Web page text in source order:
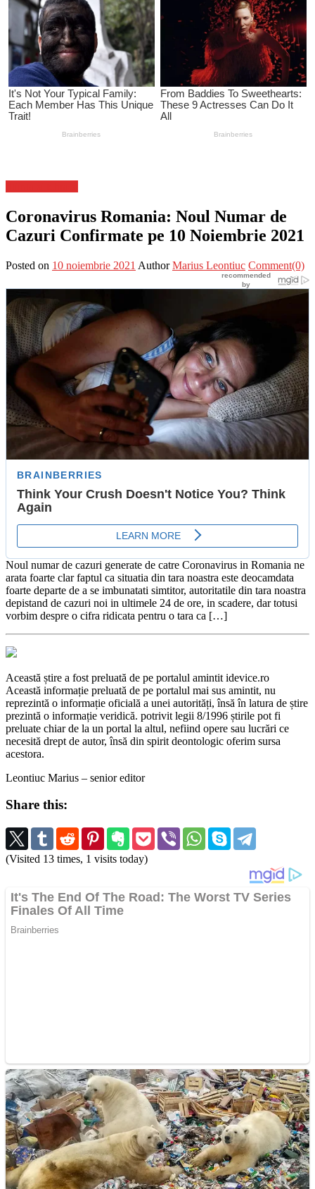
Coronavirus Romania: Noul Numar de
Cazuri Confirmate pe 10 Noiembrie 2021
Posted on 10 noiembrie 2021 Author Marius Leontiuc Comment(0)
Noul numar de cazuri generate de catre Coronavirus in Romania ne
arata foarte clar faptul ca situatia din tara noastra este deocamdata
foarte departe de a se imbunatati simtitor, autoritatile din tara noastra
depistand de cazuri noi in ultimele 24 de ore, in scadere, dar totusi
vorbim despre o cifra ridicata pentru o tara ca […]
Această știre a fost preluată de pe portalul amintit idevice.ro
Această informație preluată de pe portalul mai sus amintit, nu
reprezintă o informație oficială a unei autorități, însă în latura de știre
prezintă o informație veridică. potrivit legii 8/1996 știrile pot fi
preluate chiar de la un portal la altul, nefiind opere sau lucrări ce
necesită drept de autor, însă din spirit deontologic oferim sursa
acestora.
Leontiuc Marius – senior editor
Share this:
(Visited 13 times, 1 visits today)